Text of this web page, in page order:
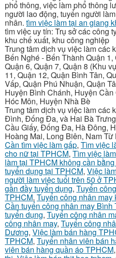
phổ thông, việc làm phổ thông
người lao động, tuyển người
nhân. tìm việc làm tại an giang
tìm việc uy tín: Trụ sở các công
khu chế xuất, khu công nghiệp
Trung tâm dịch vụ việc làm các
Bến Nghé - Bến Thành Quận
Quận 6, Quận 7, Quận 8 (Khu
11, Quận 12, Quận Bình Tân,
Vấp, Quận Phú Nhuận, Quận
Huyện Bình Chánh, Huyện
Hóc Môn, Huyện Nhà Bè
Trung tâm dịch vụ việc làm các
Đình, Đống Đa, và Hai Bà
Cầu Giấy, Đống Đa, Hà Đông,
Hoàng Mai, Long Biên, Nam
Cần tìm việc làm gấp, Tìm việc
cho nữ tại TPHCM, Tìm việc
làm tại TPHCM không cần
tuyển dụng tại TPHCM, Việc
người làm việc tuổi trên 50 ở
gần đầy tuyển dụng, Tuyển
TPHCM, Tuyển công nhân
Cần tuyển công nhân may Bình
tuyển dụng, Tuyển công nhân
công nhân may, Tuyển công
Dương, Việc làm bán hàng
TPHCM, Tuyển nhân viên bán
viên bán hàng quần áo TPHCM,